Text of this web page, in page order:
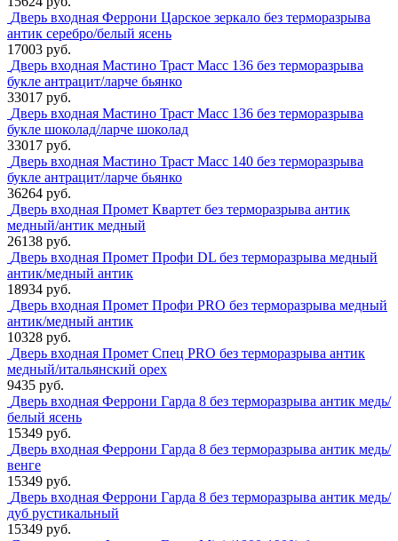
Дверь входная Феррони Царское зеркало без терморазрыва
антик серебро/белый ясень
17003 руб.
Дверь входная Мастино Траст Масс 136 без терморазрыва
букле антрацит/ларче бьянко
33017 руб.
Дверь входная Мастино Траст Масс 136 без терморазрыва
букле шоколад/ларче шоколад
33017 руб.
Дверь входная Мастино Траст Масс 140 без терморазрыва
букле антрацит/ларче бьянко
36264 руб.
Дверь входная Промет Квартет без терморазрыва антик
медный/антик медный
26138 руб.
Дверь входная Промет Профи DL без терморазрыва медный
антик/медный антик
18934 руб.
Дверь входная Промет Профи PRO без терморазрыва медный
антик/медный антик
10328 руб.
Дверь входная Промет Спец PRO без терморазрыва антик
медный/итальянский орех
9435 руб.
Дверь входная Феррони Гарда 8 без терморазрыва антик медь/
белый ясень
15349 руб.
Дверь входная Феррони Гарда 8 без терморазрыва антик медь/
венге
15349 руб.
Дверь входная Феррони Гарда 8 без терморазрыва антик медь/
дуб рустикальный
15349 руб.